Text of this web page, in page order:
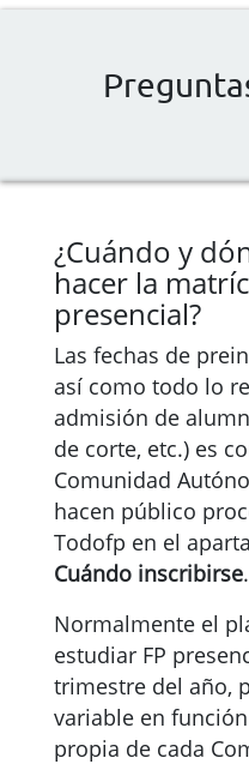
¿Cuándo y
hacer la
presencial?
Las fechas de
así como todo lo
admisión de
de corte, etc.) es
Comunidad
hacen público
Todofp en el
Cuándo inscribirse.
Normalmente el
estudiar FP
trimestre del año,
variable en
propia de cada